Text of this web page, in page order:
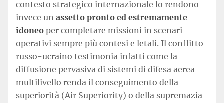
contesto strategico internazionale lo rendono
invece un assetto pronto ed estremamente
idoneo per completare missioni in scenari
operativi sempre più contesi e letali. Il conflitto
russo-ucraino testimonia infatti come la
diffusione pervasiva di sistemi di difesa aerea
multilivello renda il conseguimento della
superiorità (Air Superiority) o della supremazia